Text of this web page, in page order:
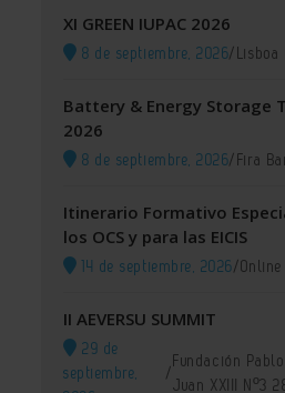
XI GREEN IUPAC 2026
8 de septiembre, 2026/Lisboa
Battery & Energy Storage
2026
8 de septiembre, 2026/Fira
Itinerario Formativo
los OCS y para las EICIS
14 de septiembre, 2026/Online
II AEVERSU SUMMIT
29 de
septiembre,
/
Fundación
Juan XXIII Nº3